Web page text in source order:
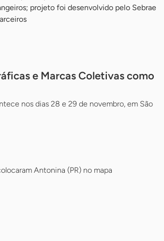
projeto foi desenvolvido pelo Sebrae
e Marcas Coletivas como
nos dias 28 e 29 de novembro, em São
Antonina (PR) no mapa